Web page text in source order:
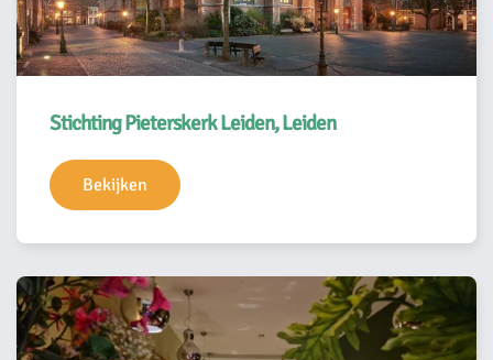
Stichting Pieterskerk Leiden, Leiden
Bekijken